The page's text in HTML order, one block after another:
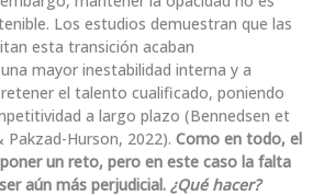
Los estudios demuestran que las
esta transición acaban
mayor inestabilidad interna y a
el talento cualificado, poniendo
a largo plazo (Bennedsen et
Pakzad-Hurson, 2022). Como en todo, el
un reto, pero en este caso la falta
aún más perjudicial. ¿Qué hacer?